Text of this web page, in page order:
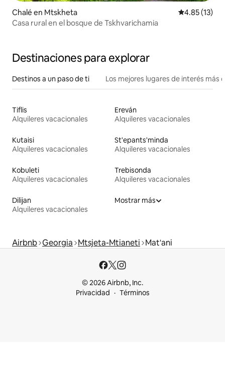
Chalé en Mtskheta Calificación
4.85 (13)
Casa rural en el bosque de Tskhvarichamia
Destinaciones para explorar
Destinos a un paso de ti Los mejores lugares de interés más
Tiflis
Alquileres vacacionales
Ereván
Alquileres vacacionales
Kutaisi
Alquileres vacacionales
St'epants'minda
Alquileres vacacionales
Kobuleti
Alquileres vacacionales
Trebisonda
Alquileres vacacionales
Dilijan
Alquileres vacacionales
Mostrar más
Airbnb Georgia Mtsjeta-Mtianeti Mat'ani
© 2026 Airbnb, Inc.
Privacidad
Términos